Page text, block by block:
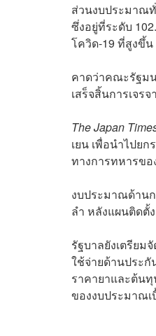
ส่วนงบประมาณ
ซึ่งอยู่ที่ระดับ
โควิด-19 ที่สูงขึ้น
คาดว่าคณะรัฐม
เสร็จสิ้นการเจร
The Japan
เยน เพื่อนำไปย
ทางการทหารข
งบประมาณด้าน
ลำ หลังแผนติดตั้
รัฐบาลยังเตรีย
ใช้จ่ายด้านประ
ราคายาและต้น
ของงบประมาณเ